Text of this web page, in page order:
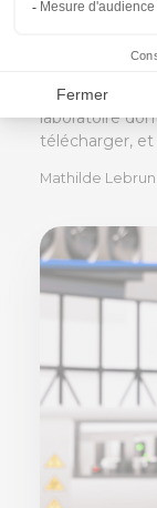
Un LIMS
laboratoire
télécharger, et
Mathilde Lebrun